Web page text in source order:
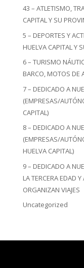
43 – ATLETISMO,
CAPITAL Y SU
5 – DEPORTES Y
HUELVA CAPITAL Y
6 – TURISMO
BARCO, MOTOS DE
7 – DEDICADO A
(EMPRESAS/
CAPITAL)
8 – DEDICADO A
(EMPRESAS/
HUELVA CAPITAL)
9 – DEDICADO A
LA TERCERA EDAD
ORGANIZAN VIAJES
Uncategorized